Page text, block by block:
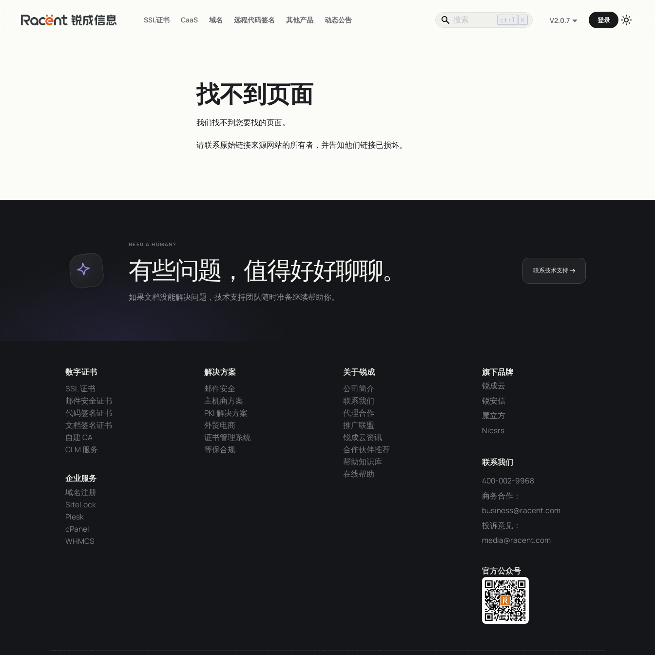
SSL证书 CaaS 域名 远程代码签名 其他产品 动态公告 ctrl K V2.0.7 登录
找不到页面
我们找不到您要找的页面。
请联系原始链接来源网站的所有者，并告知他们链接已损坏。
NEED A HUMAN?
有些问题，值得好好聊聊。
如果文档没能解决问题，技术支持团队随时准备继续帮助你。
联系技术支持
旗下品牌
锐成云
锐安信
魔立方
Nicsrs
联系我们
400-002-9968
商务合作：
business@racent.com
投诉意见：
media@racent.com
官方公众号
数字证书
SSL 证书
邮件安全证书
代码签名证书
文档签名证书
自建 CA
CLM 服务
企业服务
域名注册
SiteLock
Plesk
cPanel
WHMCS
解决方案
邮件安全
主机商方案
PKI 解决方案
外贸电商
证书管理系统
等保合规
关于锐成
公司简介
联系我们
代理合作
推广联盟
锐成云资讯
合作伙伴推荐
帮助知识库
在线帮助